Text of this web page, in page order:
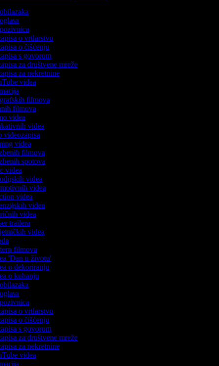
o vrtlarstvu
o čišćenju
s govorom
za društvene mreže
za nekretnine
videa
filmova
filmova
videa
videa
videozapisa
videa
filmova
spotova
videa
videa
videa
videa
videa
videa
trailera
videa
filmova
'Dan u životu'
o dekoriranju
o kuhanju
o vrtlarstvu
o čišćenju
s govorom
za društvene mreže
za nekretnine
videa